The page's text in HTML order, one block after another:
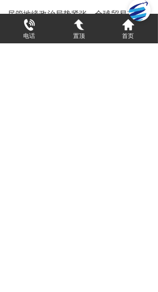
尽管地缘政治局势紧张，全球贸易态势不
断变化，但全球化依然保持着韧性。随着
亚太区域经济的持续增长，区域合作不断
电话 置顶 首页